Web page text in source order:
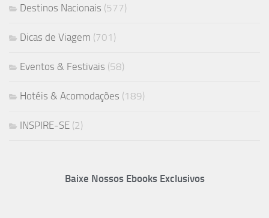
Destinos Nacionais (577)
Dicas de Viagem (701)
Eventos & Festivais (58)
Hotéis & Acomodações (189)
INSPIRE-SE (2)
Baixe Nossos Ebooks Exclusivos